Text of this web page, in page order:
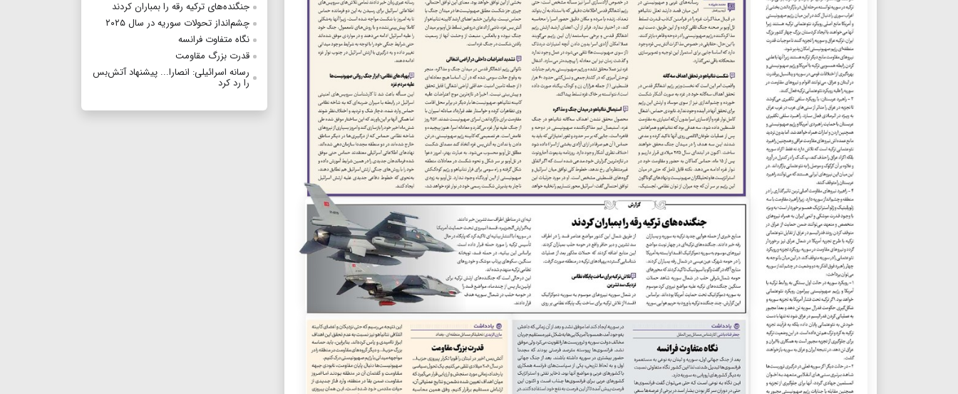
جنگنده‌های ترکیه رقه را بمباران کردند
چشم‌انداز تحولات سوریه در سال ۲۰۲۵
نگاه متفاوت فرانسه
قدرت بزرگ مقاومت
رسانه اسرائیلی: انصارا... پیشنهاد آتش‌بس
را رد کرد